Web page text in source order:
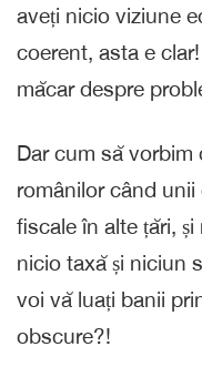
aveți nicio viziune
coerent, asta e
măcar despre
Dar cum să vorbim
românilor când unii
fiscale în alte țări,
nicio taxă și niciun
voi vă luați banii
obscure?!